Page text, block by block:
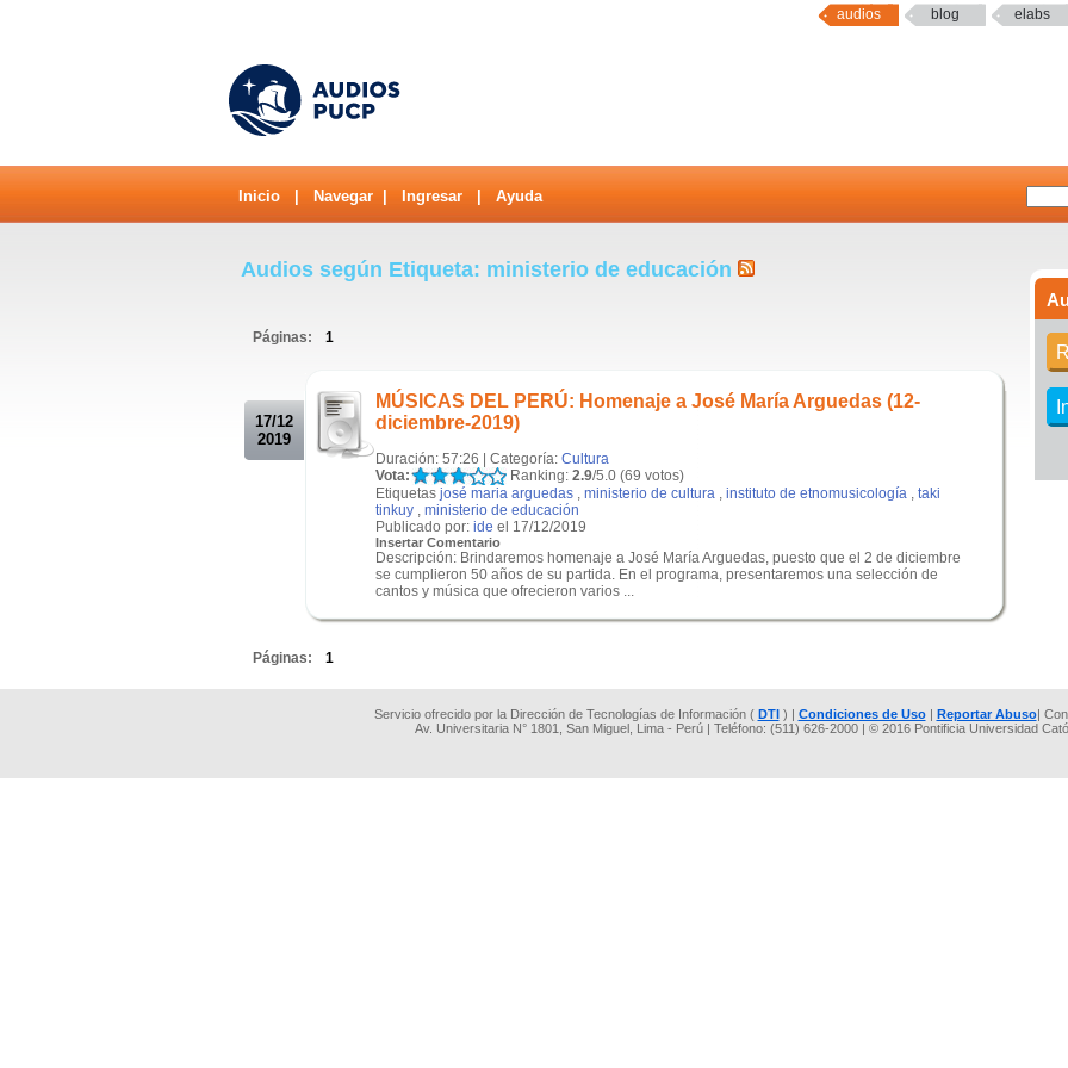
audios blog elabs
Inicio Navegar Ingresar Ayuda
Audios según Etiqueta: ministerio de educación
Páginas: 1
17/12
2019
MÚSICAS DEL PERÚ: Homenaje a José María Arguedas (12-
diciembre-2019)
Duración: 57:26 | Categoría: Cultura
Vota:
Ranking: 2.9/5.0 (69 votos)
Etiquetas josé maria arguedas , ministerio de cultura , instituto de etnomusicología , taki
tinkuy , ministerio de educación
Publicado por: ide el 17/12/2019
Insertar Comentario
Descripción: Brindaremos homenaje a José María Arguedas, puesto que el 2 de diciembre
se cumplieron 50 años de su partida. En el programa, presentaremos una selección de
cantos y música que ofrecieron varios ...
Páginas: 1
Servicio ofrecido por la Dirección de Tecnologías de Información ( DTI) | Condiciones de Uso| Reportar Abuso|
Av. Universitaria N° 1801, San Miguel, Lima - Perú | Teléfono: (511) 626-2000 | © 2016 Pontificia Universidad